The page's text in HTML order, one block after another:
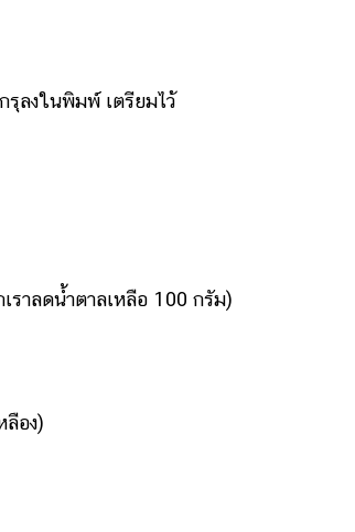
รุลงในพิมพ์ เตรียมไว้
ราลดน้ำตาลเหลือ 100 กรัม)
ลือง)